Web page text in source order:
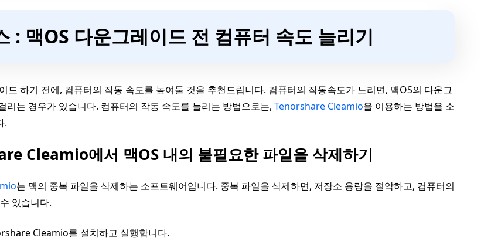
: 맥OS 다운그레이드 전 컴퓨터 속도 늘리기
드 하기 전에, 컴퓨터의 작동 속도를 높여둘 것을 추천드립니다. 컴퓨터의 작동속도가 느리면, 맥OS의 다운그
리는 경우가 있습니다. 컴퓨터의 작동 속도를 늘리는 방법으로는, Tenorshare Cleamio을 이용하는 방법을 소
.
Cleamio에서 맥OS 내의 불필요한 파일을 삭제하기
는 맥의 중복 파일을 삭제하는 소프트웨어입니다. 중복 파일을 삭제하면, 저장소 용량을 절약하고, 컴퓨터의
있습니다.
Cleamio를 설치하고 실행합니다.